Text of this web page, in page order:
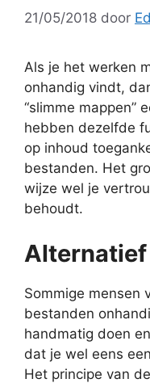
21/05/2018 door
Als je het werken
onhandig vindt,
“slimme mappen”
hebben dezelfde
op inhoud
bestanden. Het
wijze wel je
behoudt.
Sommige mensen
bestanden
handmatig doen
dat je wel eens
Het principe van